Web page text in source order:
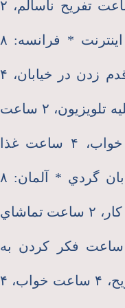
استراحت، ۲ ساعت ماندن در ترافيك، ۲ ساعت تفريح ناسالم، ۲
ساعت تماشاي تلويزيون، ۲ ساعت كار با اينترنت * فرانسه: ۸
ساعت كار، ۶ ساعت استراحت، ۲ ساعت قدم زدن در خيابان، ۴
ساعت كتاب خواندن، ۲ ساعت حرف زدن عليه تلويزيون، ۲ ساعت
خنديدن * ايتاليا: ۴ ساعت كار، ۸ ساعت خواب، ۴ ساعت غذا
خوردن، ۶ ساعت حرف زدن، ۲ ساعت خيابان گردي * آلمان: ۸
ساعت كار، ۸ ساعت خواب، ۲ ساعت اضافه كار، ۲ ساعت تماشاي
تلويزِيوني، ۲ ساعت مطالعه، ۲ ساعت فكر كردن به
خودكشي * كوبا: ۸ ساعت كار، ۸ ساعت تفريح، ۴ ساعت خواب، ۴